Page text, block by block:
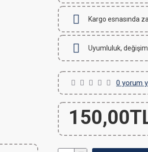
Kargo esnasında
Uyumluluk,
0 yorum